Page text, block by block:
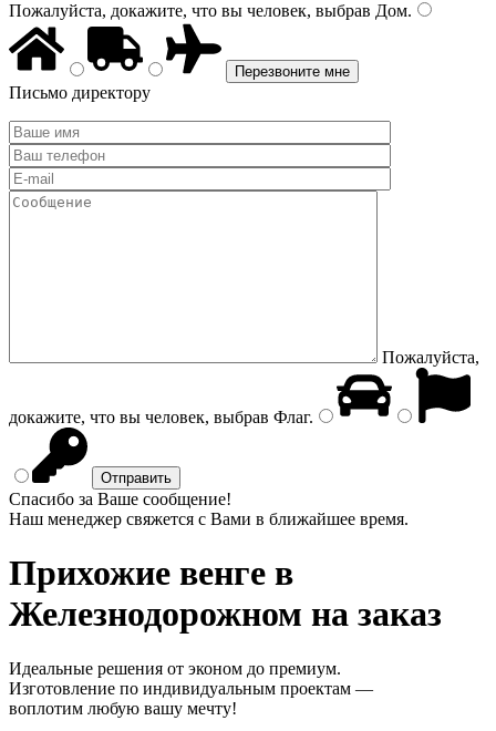
Пожалуйста, докажите, что вы человек, выбрав Дом.
Письмо директору
Пожалуйста,
докажите, что вы человек, выбрав Флаг.
Спасибо за Ваше сообщение!
Наш менеджер свяжется с Вами в ближайшее время.
Прихожие венге в
Железнодорожном на заказ
Идеальные решения от эконом до премиум.
Изготовление по индивидуальным проектам —
воплотим любую вашу мечту!